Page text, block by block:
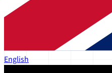
English